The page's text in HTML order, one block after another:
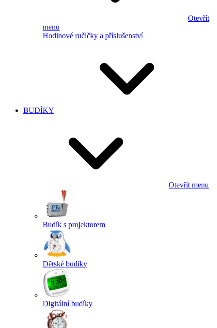
Otevřít
menu
Hodinové ručičky a příslušenství
BUDÍKY
Otevřít menu
Budík s projektorem
Dětské budíky
Digitální budíky